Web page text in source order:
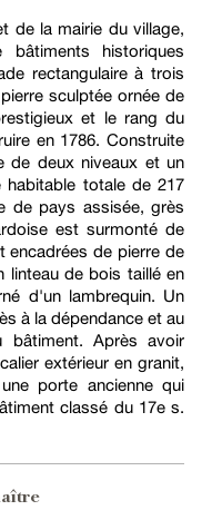
de la mairie du village,
historiques
rectangulaire à trois
sculptée ornée de
et le rang du
en 1786. Construite
de deux niveaux et un
totale de 217
de pays assisée, grès
est surmonté de
encadrées de pierre de
linteau de bois taillé en
d'un lambrequin. Un
à la dépendance et au
bâtiment. Après avoir
extérieur en granit,
porte ancienne qui
classé du 17e s.